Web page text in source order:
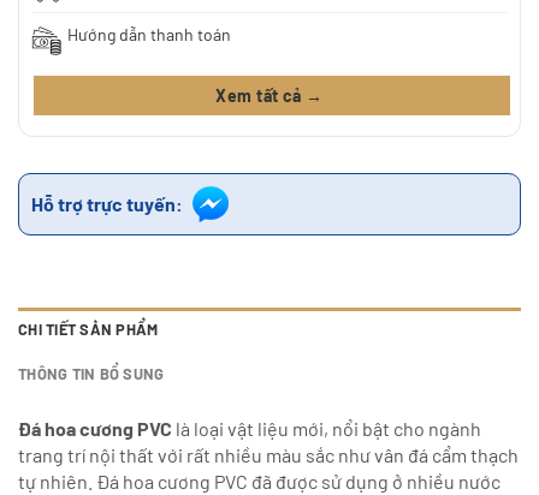
Hướng dẫn thanh toán
Xem tất cả →
Hỗ trợ trực tuyến:
CHI TIẾT SẢN PHẨM
THÔNG TIN BỔ SUNG
Đá hoa cương PVC là loại vật liệu mới, nổi bật cho ngành
trang trí nội thất với rất nhiều màu sắc như vân đá cẩm thạch
tự nhiên. Đá hoa cương PVC đã được sử dụng ở nhiều nước